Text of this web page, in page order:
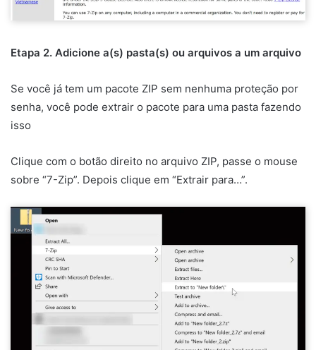
Etapa 2. Adicione a(s) pasta(s) ou arquivos a um arquivo
Se você já tem um pacote ZIP sem nenhuma proteção por
senha, você pode extrair o pacote para uma pasta fazendo
isso
Clique com o botão direito no arquivo ZIP, passe o mouse
sobre “7-Zip”. Depois clique em “Extrair para…”.